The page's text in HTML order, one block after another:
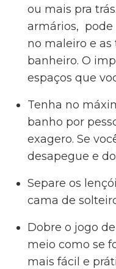
ou mais pra
armários, pode
no maleiro e
banheiro. O
espaços que
Tenha no
banho por
exagero. Se
desapegue e
Separe os
cama de
Dobre o jogo
meio como se
mais fácil e